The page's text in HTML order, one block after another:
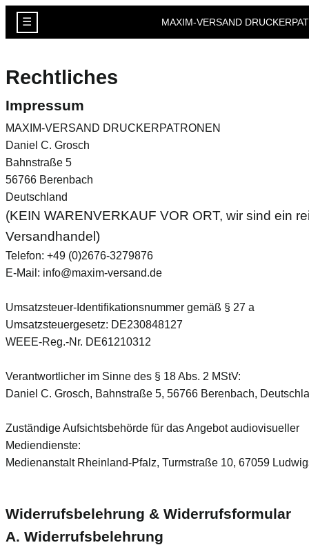
MAXIM-VERSAND
☰
Rechtliches
Impressum
MAXIM-VERSAND DRUCKERPATRONEN
Daniel C. Grosch
Bahnstraße 5
56766 Berenbach
Deutschland
(KEIN WARENVERKAUF VOR ORT, wir sind ein
Versandhandel)
Telefon: +49 (0)2676-3279876
E-Mail: info@maxim-versand.de
Umsatzsteuer-Identifikationsnummer gemäß § 27 a
Umsatzsteuergesetz: DE230848127
WEEE-Reg.-Nr. DE61210312
Verantwortlicher im Sinne des § 18 Abs. 2 MStV:
Daniel C. Grosch, Bahnstraße 5, 56766 Berenbach,
Zuständige Aufsichtsbehörde für das Angebot audiovisueller
Mediendienste:
Medienanstalt Rheinland-Pfalz, Turmstraße 10, 67059
Widerrufsbelehrung & Widerrufsformular
A. Widerrufsbelehrung